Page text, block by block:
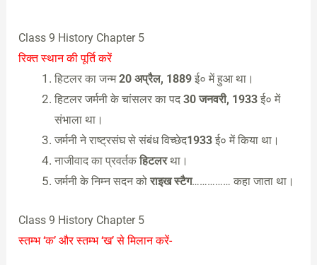
Class 9 History Chapter 5
रिक्त स्थान की पूर्ति करें
हिटलर का जन्म20 अप्रैल, 1889 ई० में हुआ था।
हिटलर जर्मनी के चांसलर का पद30 जनवरी, 1933 ई० में
संभाला था।
जर्मनी ने राष्ट्रसंघ से संबंध विच्छेद1933 ई० में किया था।
नाजीवाद का प्रवर्तकहिटलरथा।
जर्मनी के निम्न सदन कोराइख स्टैग…………… कहा जाता था।
Class 9 History Chapter 5
स्तम्भ ‘क’ और स्तम्भ ‘ख’ से मिलान करें-